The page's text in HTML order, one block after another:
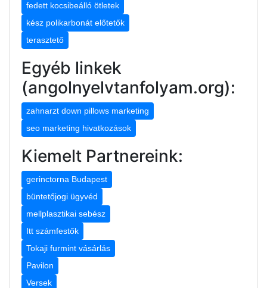
fedett kocsibeálló ötletek
kész polikarbonát előtetők
terasztető
Egyéb linkek
(angolnyelvtanfolyam.org):
zahnarzt down pillows marketing
seo marketing hivatkozások
Kiemelt Partnereink:
gerinctorna Budapest
büntetőjogi ügyvéd
mellplasztikai sebész
Itt számfestők
Tokaji furmint vásárlás
Pavilon
Versek